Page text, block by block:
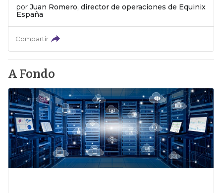
por Juan Romero, director de operaciones de Equinix
España
Compartir
A Fondo